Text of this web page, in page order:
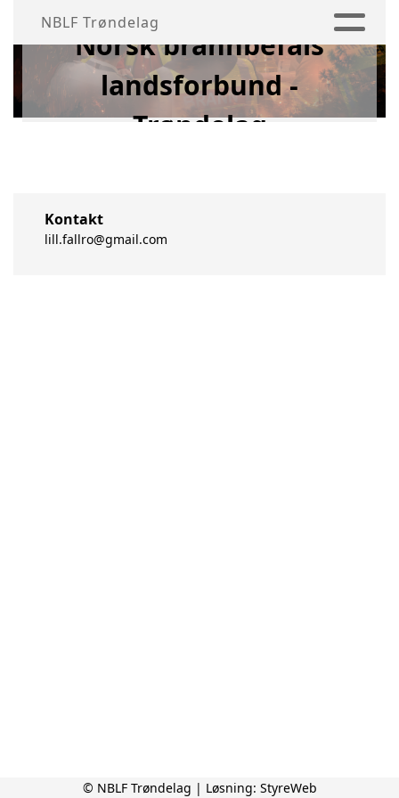
NBLF Trøndelag
Norsk brannbefals
landsforbund -
Trøndelag
Kontakt
lill.fallro@gmail.com
© NBLF Trøndelag | Løsning: StyreWeb